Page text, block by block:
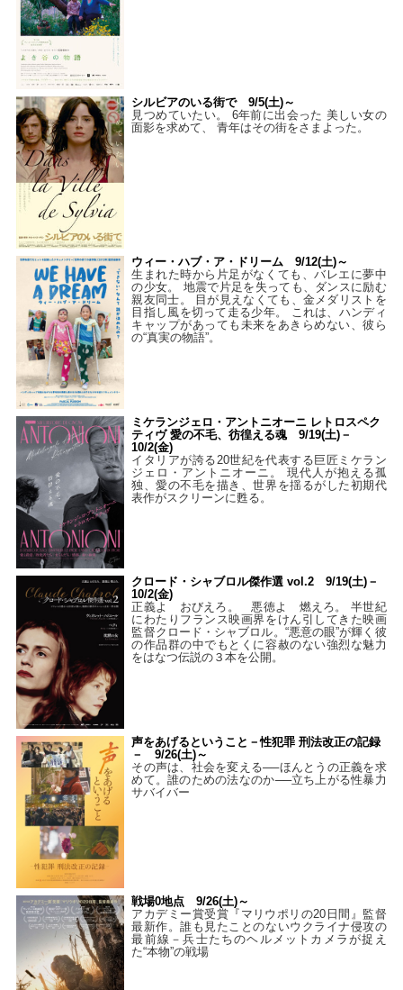
シルビアのいる街で 9/5(土)～
見つめていたい。 6年前に出会った 美しい女の
面影を求めて、 青年はその街をさまよった。
ウィー・ハブ・ア・ドリーム 9/12(土)～
生まれた時から片足がなくても、バレエに夢中
の少女。 地震で片足を失っても、ダンスに励む
親友同士。 目が見えなくても、金メダリストを
目指し風を切って走る少年。 これは、ハンディ
キャップがあっても未来をあきらめない、彼ら
の“真実の物語”。
ミケランジェロ・アントニオーニ レトロスペク
ティヴ 愛の不毛、彷徨える魂 9/19(土)－
10/2(金)
イタリアが誇る20世紀を代表する巨匠ミケラン
ジェロ・アントニオーニ。 現代人が抱える孤
独、愛の不毛を描き、世界を揺るがした初期代
表作がスクリーンに甦る。
クロード・シャブロル傑作選 vol.2 9/19(土)－
10/2(金)
正義よ おびえろ。 悪徳よ 燃えろ。 半世紀
にわたりフランス映画界をけん引してきた映画
監督クロード・シャブロル。“悪意の眼”が輝く彼
の作品群の中でもとくに容赦のない強烈な魅力
をはなつ伝説の３本を公開。
声をあげるということ－性犯罪 刑法改正の記録
－ 9/26(土)～
その声は、社会を変える──ほんとうの正義を求
めて。誰のための法なのか──立ち上がる性暴力
サバイバー
戦場0地点 9/26(土)～
アカデミー賞受賞『マリウポリの20日間』監督
最新作。誰も見たことのないウクライナ侵攻の
最前線－兵士たちのヘルメットカメラが捉え
た“本物”の戦場